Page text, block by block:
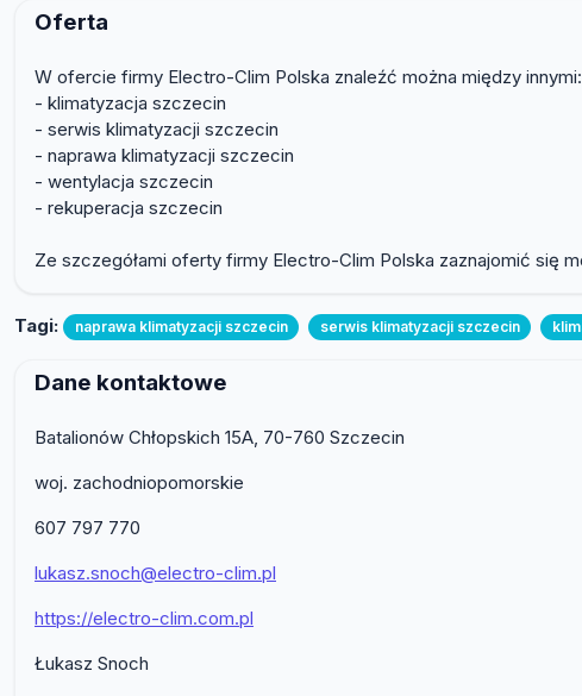
Oferta
W ofercie firmy Electro-Clim Polska znaleźć można między innymi:
- klimatyzacja szczecin
- serwis klimatyzacji szczecin
- naprawa klimatyzacji szczecin
- wentylacja szczecin
- rekuperacja szczecin
Ze szczegółami oferty firmy Electro-Clim Polska zaznajomić się
Tagi: naprawa klimatyzacji szczecin serwis klimatyzacji szczecin
Dane kontaktowe
Batalionów Chłopskich 15A, 70-760 Szczecin
woj. zachodniopomorskie
607 797 770
lukasz.snoch@electro-clim.pl
https://electro-clim.com.pl
Łukasz Snoch